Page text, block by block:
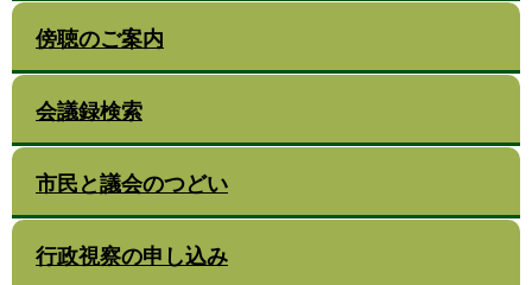
傍聴のご案内
会議録検索
市民と議会のつどい
行政視察の申し込み